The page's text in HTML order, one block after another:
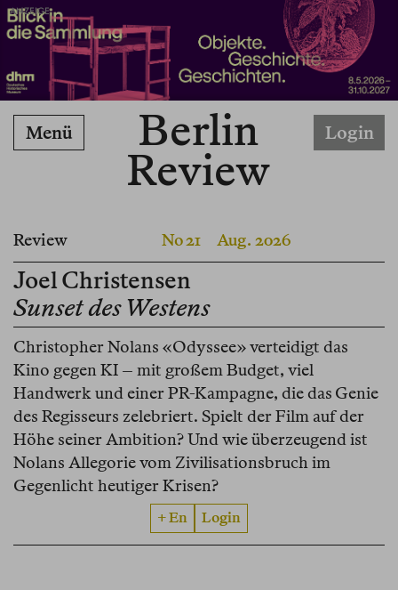
ANZEIGE
Berlin
Review
Menü Login
Review No 21 Aug. 2026
Joel Christensen
Sunset des Westens
Christopher Nolans «Odyssee» verteidigt das
Kino gegen KI – mit großem Budget, viel
Handwerk und einer PR-Kampagne, die das Genie
des Regisseurs zelebriert. Spielt der Film auf der
Höhe seiner Ambition? Und wie überzeugend ist
Nolans Allegorie vom Zivilisationsbruch im
Gegenlicht heutiger Krisen?
+ En Login